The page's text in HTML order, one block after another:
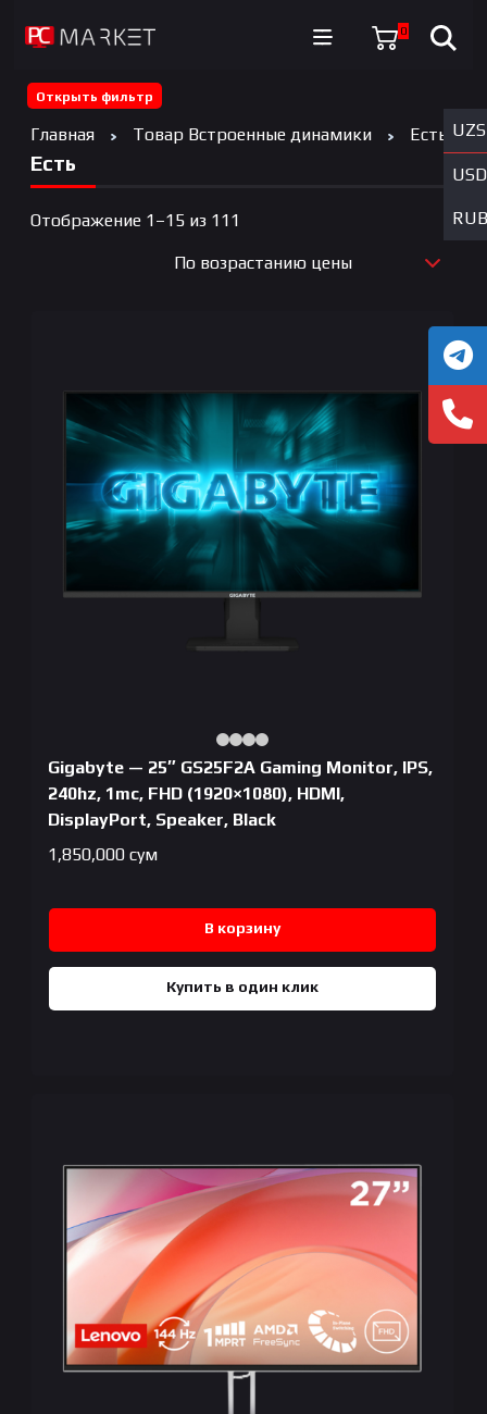
0
UZS
USD
RUB
Открыть фильтр
Главная Товар Встроенные динамики Есть
Есть
Отображение 1–15 из 111
возрастанию
По возрастанию цены
По убыванию цены
Gigabyte — 25″ GS25F2A Gaming Monitor, IPS,
240hz, 1mc, FHD (1920×1080), HDMI,
DisplayPort, Speaker, Black
1,850,000 сум
В корзину
Купить в один клик